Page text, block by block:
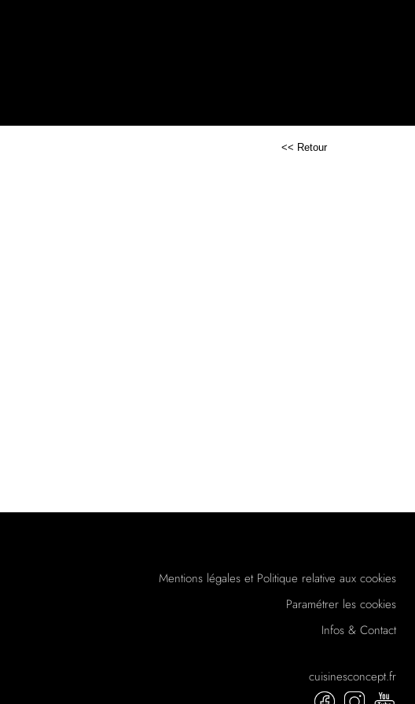
<< Retour
Mentions légales et Politique relative aux cookies
Paramétrer les cookies
Infos & Contact
cuisinesconcept.fr